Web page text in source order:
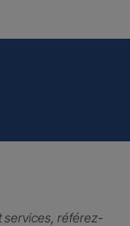
services, référez-